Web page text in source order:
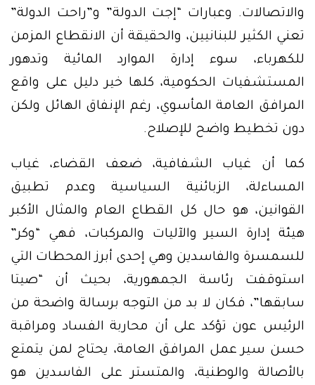
والاتصالات. وعبارات “إجت الدولة” و”راحت الدولة”
تعني الكثير للبنانيين، والحقيقة أن الانقطاع المزمن
للكهرباء، سوء إدارة الموارد المائية وتدهور
المستشفيات الحكومية، كلها خير دليل على واقع
المرافق العامة المأسوي، رغم الإنفاق الهائل ولكن
دون تخطيط واضح للإصلاح.
كما أن غياب الشفافية، ضعف القضاء، غياب
المساءلة، الزبائنية السياسية وعدم تطبيق
القوانين، هو حال كل القطاع العام والمثال الأكبر
هيئة إدارة السير والآليات والمركبات، فهي “وكر”
للسمسرة والفاسدين وهي إحدى أبرز المحطات التي
استوقفت رئاسة الجمهورية، بحيث أن “صيتا
سابقها”، فكان لا بد من التوجه برسالة واضحة من
الرئيس عون تؤكد على أن محاربة الفساد ومراقبة
حسن سير عمل المرافق العامة، يحتاج لمن يتمتع
بالأصالة والوطنية، والمتستر على الفاسدين هو